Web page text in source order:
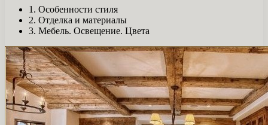
1. Особенности стиля
2. Отделка и материалы
3. Мебель. Освещение. Цвета